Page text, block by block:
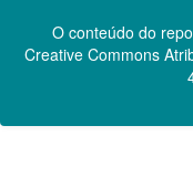
O conteúdo do
Creative Commons